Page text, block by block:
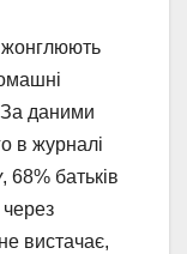
За даними
в журналі
, 68% батьків
через
вистачає,